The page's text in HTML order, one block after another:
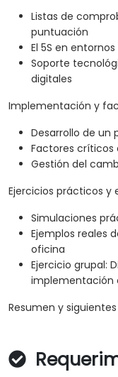
Listas de
puntuación
El 5S en
Soporte
digitales
Implementación y
Desarrollo de un
Factores críticos
Gestión del
Ejercicios prácticos y
Simulaciones
Ejemplos reales
oficina
Ejercicio grupal:
implementación
Resumen y